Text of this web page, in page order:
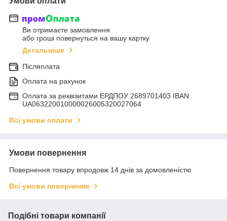
Ви отримаєте замовлення
або гроші повернуться на вашу картку
Детальніше
Післяплата
Оплата на рахунок
Оплата за реквізитами ЕРДПОУ 2689701403 IBAN
UA063220010000026005320027064
Всі умови оплати
Умови повернення
Повернення товару впродовж 14 днів за домовленістю
Всі умови повернення
Подібні товари компанії